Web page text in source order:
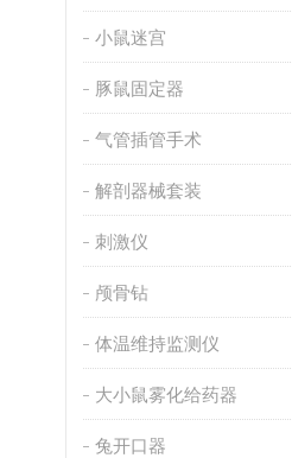
小鼠迷宫
豚鼠固定器
气管插管手术
解剖器械套装
刺激仪
颅骨钻
体温维持监测仪
大小鼠雾化给药器
兔开口器